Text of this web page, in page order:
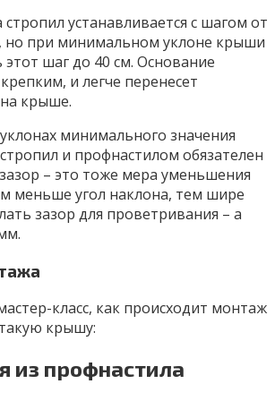
устанавливается с шагом от
но при минимальном уклоне крыши
шаг до 40 см. Основание
и легче перенесет
на крыше.
минимального значения
и профнастилом обязателен
– это тоже мера уменьшения
меньше угол наклона, тем шире
зазор для проветривания – а
класс, как происходит монтаж
крышу:
из профнастила